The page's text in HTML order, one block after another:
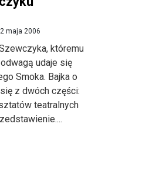
maja 2006
któremu
udaje się
Smoka. Bajka o
z dwóch części:
teatralnych